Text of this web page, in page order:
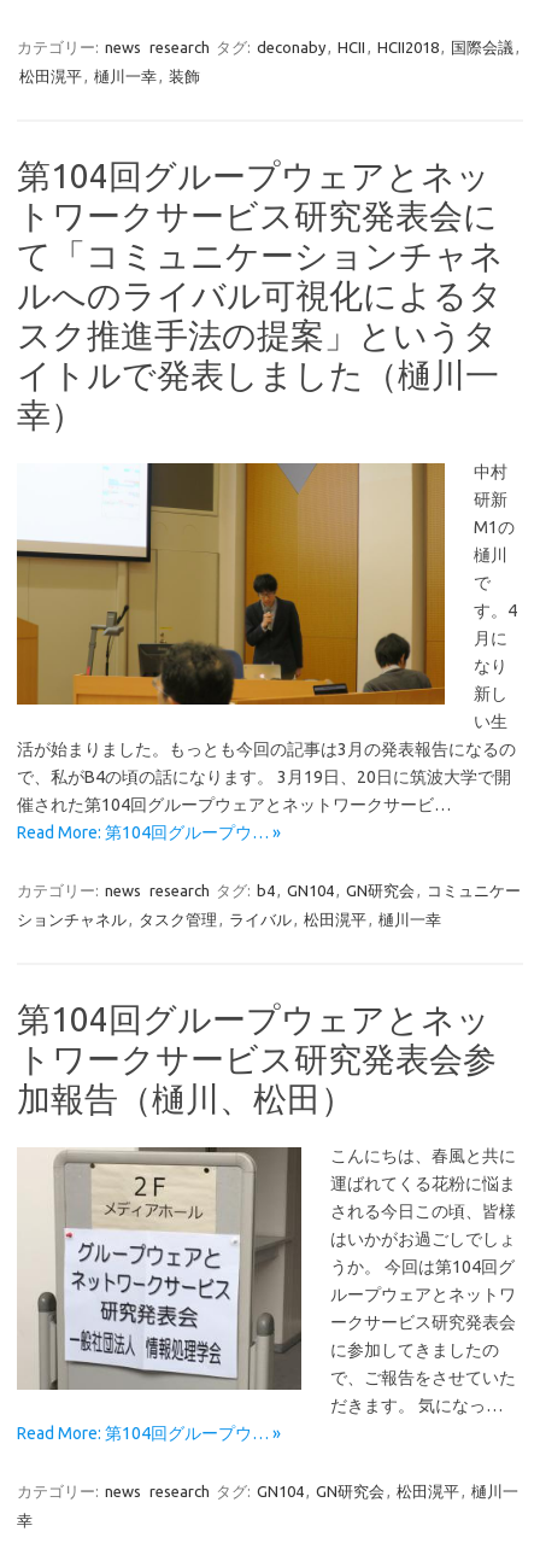
カテゴリー: news research タグ: deconaby, HCII , HCII2018, 国際会議 ,
松田滉平, 樋川一幸, 装飾
第104回グループウェアとネッ
トワークサービス研究発表会に
て「コミュニケーションチャネ
ルへのライバル可視化によるタ
スク推進手法の提案」というタ
イトルで発表しました（樋川一
幸）
中村
研新
M1の
樋川
で
す。4
月に
なり
新し
い生
活が始まりました。もっとも今回の記事は3月の発表報告になるの
で、私がB4の頃の話になります。 3月19日、20日に筑波大学で開
催された第104回グループウェアとネットワークサービ…
Read More: 第104回グループウ… »
カテゴリー: news research タグ: b4, GN104, GN研究会 , コミュニケー
ションチャネル, タスク管理 , ライバル, 松田滉平, 樋川一幸
第104回グループウェアとネッ
トワークサービス研究発表会参
加報告（樋川、松田）
こんにちは、春風と共に
運ばれてくる花粉に悩ま
される今日この頃、皆様
はいかがお過ごしでしょ
うか。 今回は第104回グ
ループウェアとネットワ
ークサービス研究発表会
に参加してきましたの
で、ご報告をさせていた
だきます。 気になっ…
Read More: 第104回グループウ… »
カテゴリー: news research タグ: GN104, GN研究会 , 松田滉平, 樋川一
幸